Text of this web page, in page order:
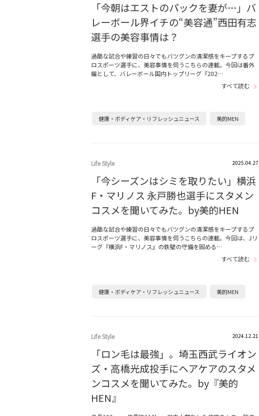
「今朝はエストのパックを妻が…」バ
レーボール界イチの“美容通”西田有志
選手の美容事情は？
過酷な試合や練習の日々でもバツグンの清潔感をキープするプ
ロスポーツ選手に、美容事情を伺うこちらの連載。今回は番外
編として、バレーボール国内トップリーグ『202…
すべて読む
健康・ボディケア・リフレッシュニュース 美的MEN
Life Style 2025.04.27
「今シーズンはシミを取りたい」横浜
F・マリノス 永戸勝也選手にスタメン
コスメを聞いてみた。by美的HEN
過酷な試合や練習の日々でもバツグンの清潔感をキープするプ
ロスポーツ選手に、美容事情を伺うこちらの連載。今回は、Jリ
ーグ『横浜F・マリノス』の鉄壁の守備を固める…
すべて読む
健康・ボディケア・リフレッシュニュース 美的MEN
Life Style 2024.12.21
「ロン毛は最強」。埼玉西武ライオン
ズ・高橋光成投手にヘアケアのスタメ
ンコスメを聞いてみた。by『美的
HEN』